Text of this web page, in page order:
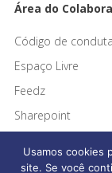
Área do
Código de conduta
Espaço Livre
Feedz
Sharepoint
Usamos cookies
site. Se você